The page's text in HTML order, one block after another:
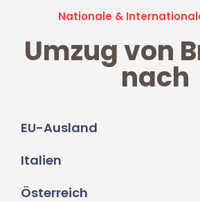
Nationale &
Umzug von
nach
EU-Ausland
Italien
Österreich